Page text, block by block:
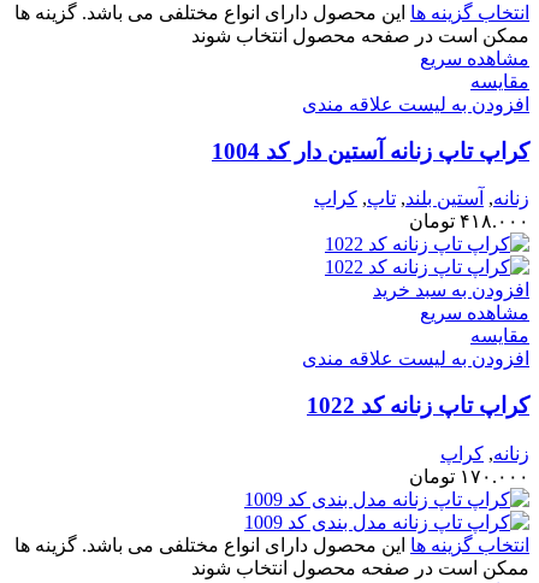
انتخاب گزینه ها این محصول دارای انواع مختلفی می باشد. گزینه ها
ممکن است در صفحه محصول انتخاب شوند
مشاهده سریع
مقایسه
افزودن به لیست علاقه مندی
کراپ تاپ زنانه آستین دار کد 1004
زنانه, آستین بلند, تاپ, کراپ
۴۱۸.۰۰۰ تومان
افزودن به سبد خرید
مشاهده سریع
مقایسه
افزودن به لیست علاقه مندی
کراپ تاپ زنانه کد 1022
زنانه, کراپ
۱۷۰.۰۰۰ تومان
انتخاب گزینه ها این محصول دارای انواع مختلفی می باشد. گزینه ها
ممکن است در صفحه محصول انتخاب شوند